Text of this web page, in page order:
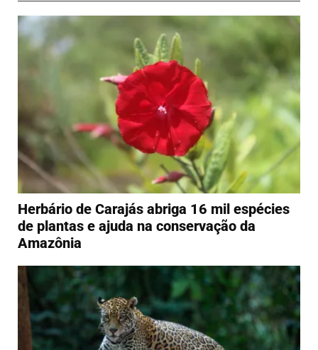
Herbário de Carajás abriga 16 mil espécies
de plantas e ajuda na conservação da
Amazônia